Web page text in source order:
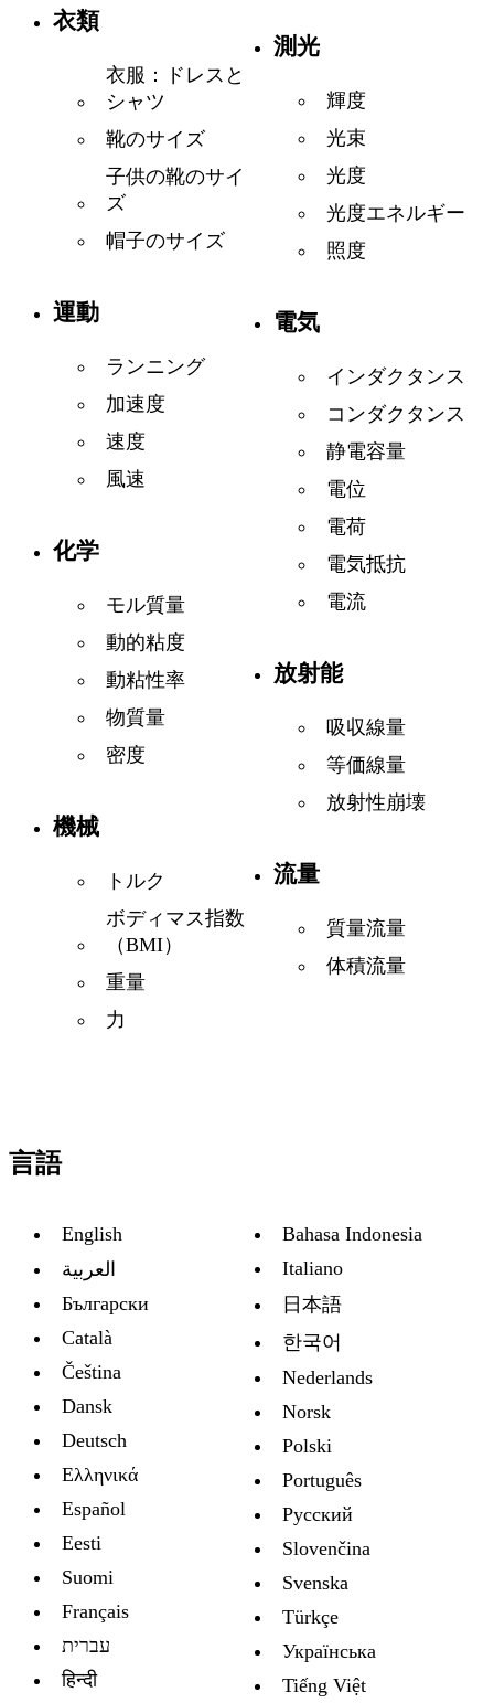
衣類
衣服：ドレスと
シャツ
靴のサイズ
子供の靴のサイ
ズ
帽子のサイズ
運動
ランニング
加速度
速度
風速
化学
モル質量
動的粘度
動粘性率
物質量
密度
機械
トルク
ボディマス指数
（BMI）
重量
力
測光
輝度
光束
光度
光度エネルギー
照度
電気
インダクタンス
コンダクタンス
静電容量
電位
電荷
電気抵抗
電流
放射能
吸収線量
等価線量
放射性崩壊
流量
質量流量
体積流量
言語
English
العربية
Български
Català
Čeština
Dansk
Deutsch
Ελληνικά
Español
Eesti
Suomi
Français
עברית
हिन्दी
Bahasa Indonesia
Italiano
日本語
한국어
Nederlands
Norsk
Polski
Português
Русский
Slovenčina
Svenska
Türkçe
Украïнська
Tiếng Việt